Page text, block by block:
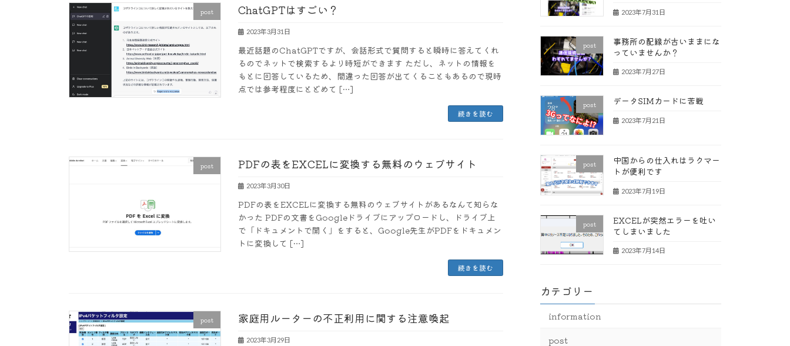
post ChatGPTはすごい？
2023年3月31日
最近話題のChatGPTですが、会話形式で質問すると瞬時に答えてくれ
るのでネットで検索するより時短ができます ただし、ネットの情報を
もとに回答しているため、間違った回答が出てくることもあるので現時
点では参考程度にとどめて […]
続きを読む
post PDFの表をEXCELに変換する無料のウェブサイト
2023年3月30日
PDFの表をEXCELに変換する無料のウェブサイトがあるなんて知らな
かった PDFの文書をGoogleドライブにアップロードし、ドライブ上
で「ドキュメントで開く」をすると、Google先生がPDFをドキュメン
トに変換して […]
続きを読む
post 家庭用ルーターの不正利用に関する注意喚起
2023年3月29日
2023年7月31日
post
事務所の配線が古いままにな
っていませんか？
2023年7月27日
post データSIMカードに苦戦
2023年7月21日
post
中国からの仕入れはラクマー
トが便利です
2023年7月19日
post
EXCELが突然エラーを吐い
てしまいました
2023年7月14日
カテゴリー
information
post